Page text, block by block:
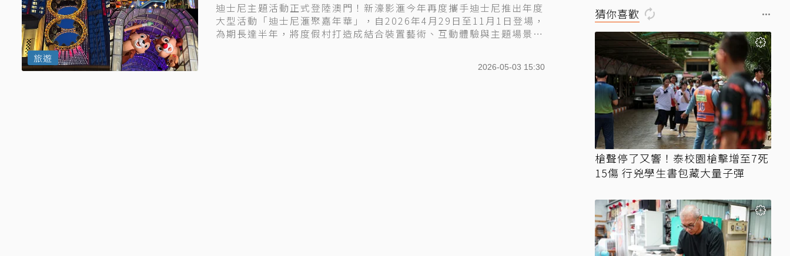
迪士尼主題活動正式登陸澳門！新濠影滙今年再度攜手迪士尼推出年度
大型活動「迪士尼滙聚嘉年華」，自2026年4月29日至11月1日登場，
為期長達半年，將度假村打造成結合裝置藝術、互動體驗與主題場景的
旅遊
2026-05-03 15:30
猜你喜歡
槍聲停了又響！泰校園槍擊增至7死
15傷 行兇學生書包藏大量子彈